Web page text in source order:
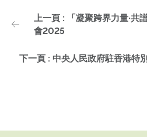
上一頁 : 「凝聚跨界力量·
會2025
下一頁 : 中央人民政府駐香港特